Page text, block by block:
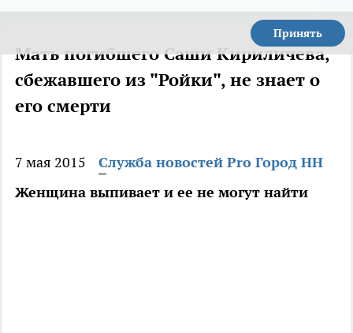
Принять
Мать погибшего Саши Кириличева,
сбежавшего из "Ройки", не знает о
его смерти
7 мая 2015
Служба новостей Pro Город НН
Женщина выпивает и ее не могут найти